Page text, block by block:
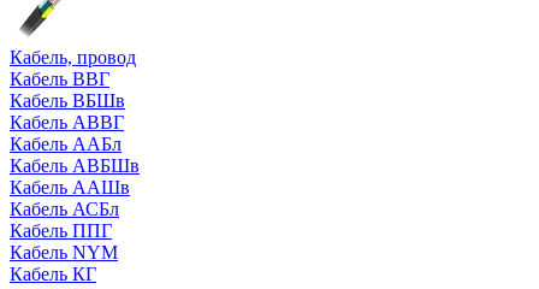
Кабель, провод
Кабель ВВГ
Кабель ВБШв
Кабель АВВГ
Кабель ААБл
Кабель АВБШв
Кабель ААШв
Кабель АСБл
Кабель ППГ
Кабель NYM
Кабель КГ